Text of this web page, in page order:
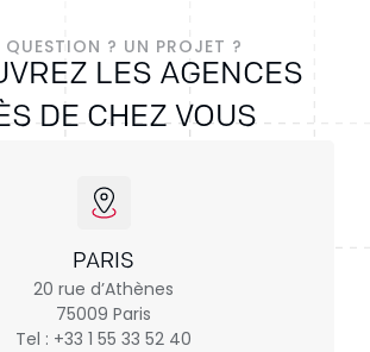
QUESTION ? UN PROJET ?
LES AGENCES
DE CHEZ VOUS
PARIS
20 rue d’Athènes
75009 Paris
Tel : +33 1 55 33 52 40